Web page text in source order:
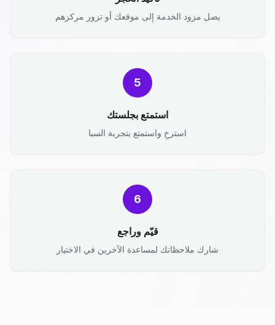
يصل مزود الخدمة إلى موقعك أو تزور مركزهم
5
استمتع بجلستك
استرخِ واستمتع بتجربة السبا
6
قيّم وراجع
شارك ملاحظاتك لمساعدة الآخرين في الاختيار